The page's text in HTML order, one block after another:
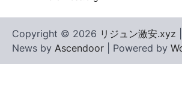
Copyright © 2026 リジュン激安.xyz
News by Ascendoor | Powered by